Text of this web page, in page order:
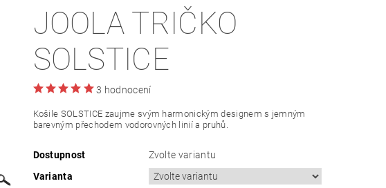
JOOLA TRIČKO
SOLSTICE
3 hodnocení
Košile SOLSTICE zaujme svým harmonickým designem s jemným
barevným přechodem vodorovných linií a pruhů.
Dostupnost
Zvolte variantu
Varianta